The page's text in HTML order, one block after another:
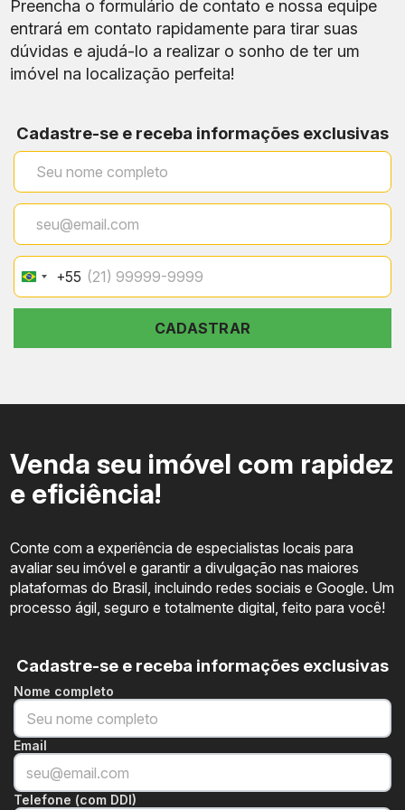
Chaves Entregues em até 30 dias após
Financiamento Bancário, com uso de FGTS liberado
Pagamento à
vista
Descontos exclusivos em unidades
selecionadas
Preencha o formulário de contato e nossa equipe
entrará em contato rapidamente para tirar suas
dúvidas e ajudá-lo a realizar o sonho de ter um
imóvel na localização perfeita!
Cadastre-se e receba informações exclusivas
Brazil
+55
+55
CADASTRAR
Venda seu imóvel com rapidez
e eficiência!
Conte com a experiência de especialistas locais para
avaliar seu imóvel e garantir a divulgação nas maiores
plataformas do Brasil, incluindo redes sociais e Google. Um
processo ágil, seguro e totalmente digital, feito para você!
Cadastre-se e receba informações exclusivas
Nome completo
Email
Telefone (com DDI)